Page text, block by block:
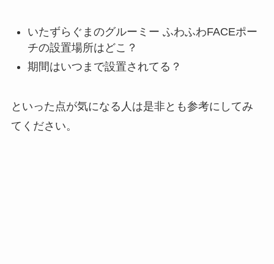
いたずらぐまのグルーミー ふわふわFACEポー
チの設置場所はどこ？
期間はいつまで設置されてる？
といった点が気になる人は是非とも参考にしてみ
てください。